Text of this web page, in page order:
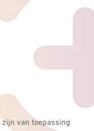
zijn van toepassing